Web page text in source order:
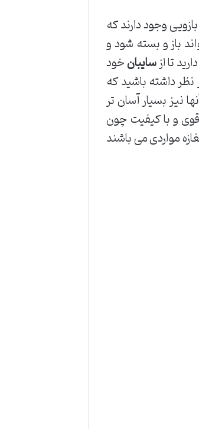
وجود دارند که
باز و بسته شود و
تا ازسایبانخود
نظر داشته باشید که
نیز بسیار آسان تر
قوی و با کیفیت چون
مواردی می باشند